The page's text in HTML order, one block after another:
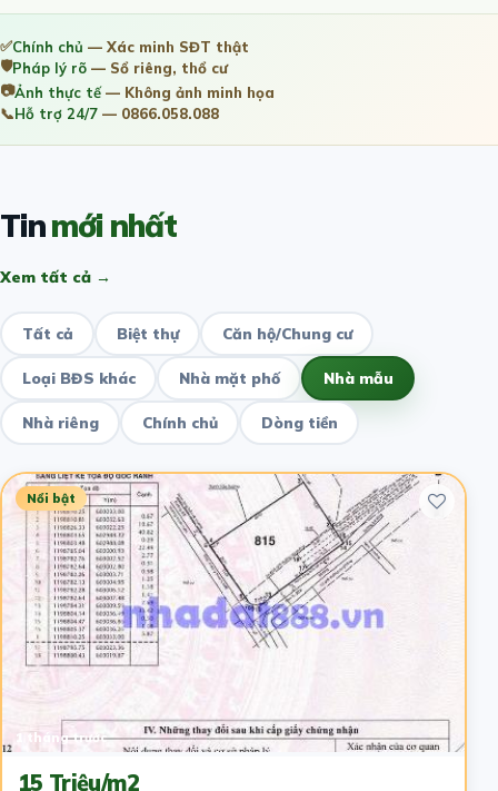
✅Chính chủ — Xác minh SĐT thật
🛡️Pháp lý rõ — Sổ riêng, thổ cư
📷Ảnh thực tế— Không ảnh minh họa
📞Hỗ trợ 24/7 — 0866.058.088
Tinmới nhất
Xem tất cả →
Tất cả Biệt thự Căn hộ/Chung cư
Loại BĐS khác Nhà mặt phố Nhà mẫu
Nhà riêng Chính chủ Dòng tiền
Nổi bật
1 tháng trước
15 Triệu/m2